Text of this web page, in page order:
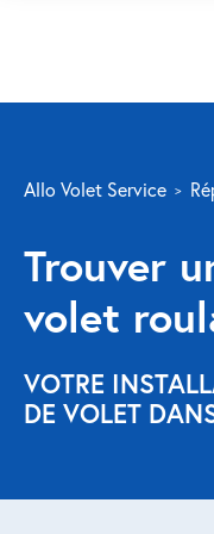
Volet roulant
Réparation
Volet roulant Velux
Réparation store banne
Allo Volet Service
Trouver
volet
VOTRE
DE VOLET